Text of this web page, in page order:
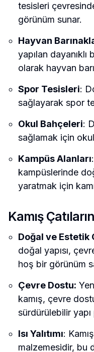
tesisleri
görünüm sunar.
Hayvan
yapılan
olarak hayvan
Spor Tesisleri:
sağlayarak spor
Okul Bahçeleri:
sağlamak için
Kampüs Alanları
kampüslerinde
yaratmak için
Kamış
Doğal ve Estetik
doğal yapısı,
hoş bir görünüm
Çevre Dostu:
kamış, çevre
sürdürülebilir
Isı Yalıtımı:
malzemesidir, bu